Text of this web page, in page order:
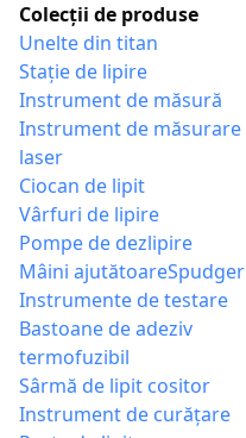
Colecții de produse
Unelte din titan
Stație de lipire
Instrument de măsură
Instrument de măsurare
laser
Ciocan de lipit
Vârfuri de lipire
Pompe de dezlipire
Mâini ajutătoareSpudger
Instrumente de testare
Bastoane de adeziv
termofuzibil
Sârmă de lipit cositor
Instrument de curățare